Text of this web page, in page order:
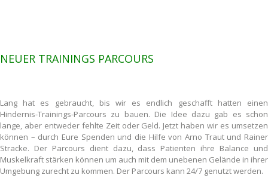
NEUER TRAININGS PARCOURS
Lang hat es gebraucht, bis wir es endlich geschafft hatten einen
Hindernis-Trainings-Parcours zu bauen. Die Idee dazu gab es schon
lange, aber entweder fehlte Zeit oder Geld. Jetzt haben wir es umsetzen
können – durch Eure Spenden und die Hilfe von Arno Traut und Rainer
Stracke. Der Parcours dient dazu, dass Patienten ihre Balance und
Muskelkraft stärken können um auch mit dem unebenen Gelände in ihrer
Umgebung zurecht zu kommen. Der Parcours kann 24/7 genutzt werden.